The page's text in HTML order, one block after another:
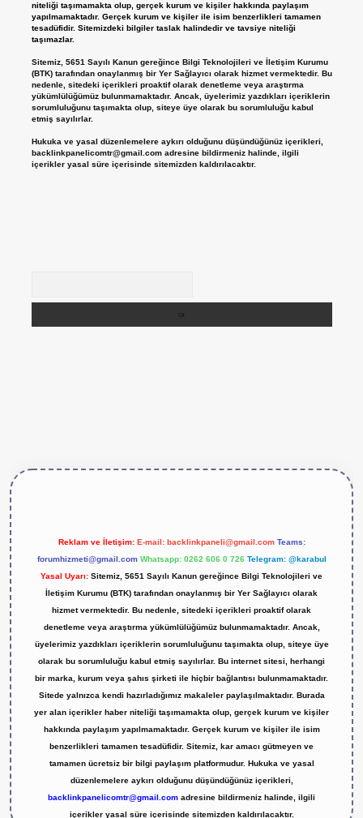
niteliği taşımamakta olup, gerçek kurum ve kişiler hakkında paylaşım
yapılmamaktadır. Gerçek kurum ve kişiler ile isim benzerlikleri tamamen
tesadüfidir. Sitemizdeki bilgiler taslak halindedir ve tavsiye niteliği
taşımazlar.
Sitemiz, 5651 Sayılı Kanun gereğince Bilgi Teknolojileri ve İletişim Kurumu
(BTK) tarafından onaylanmış bir Yer Sağlayıcı olarak hizmet vermektedir. Bu
nedenle, sitedeki içerikleri proaktif olarak denetleme veya araştırma
yükümlülüğümüz bulunmamaktadır. Ancak, üyelerimiz yazdıkları içeriklerin
sorumluluğunu taşımakta olup, siteye üye olarak bu sorumluluğu kabul
etmiş sayılırlar.
Hukuka ve yasal düzenlemelere aykırı olduğunu düşündüğünüz içerikleri,
backlinkpanelicomtr@gmail.comadresine bildirmeniz halinde, ilgili
içerikler yasal süre içerisinde sitemizden kaldırılacaktır.
Reklam ve İletişim: E-mail: backlinkpaneli@gmail.com Teams:
forumhizmeti@gmail.com Whatsapp: 0262 606 0 726 Telegram: @karabul
Yasal Uyarı: Sitemiz, 5651 Sayılı Kanun gereğince Bilgi Teknolojileri ve
İletişim Kurumu (BTK) tarafından onaylanmış bir Yer Sağlayıcı olarak
hizmet vermektedir. Bu nedenle, sitedeki içerikleri proaktif olarak
denetleme veya araştırma yükümlülüğümüz bulunmamaktadır. Ancak,
üyelerimiz yazdıkları içeriklerin sorumluluğunu taşımakta olup, siteye üye
olarak bu sorumluluğu kabul etmiş sayılırlar. Bu internet sitesi, herhangi
bir marka, kurum veya şahıs şirketi ile hiçbir bağlantısı bulunmamaktadır.
Sitede yalnızca kendi hazırladığımız makaleler paylaşılmaktadır. Burada
yer alan içerikler haber niteliği taşımamakta olup, gerçek kurum ve kişiler
hakkında paylaşım yapılmamaktadır. Gerçek kurum ve kişiler ile isim
benzerlikleri tamamen tesadüfidir. Sitemiz, kar amacı gütmeyen ve
tamamen ücretsiz bir bilgi paylaşım platformudur. Hukuka ve yasal
düzenlemelere aykırı olduğunu düşündüğünüz içerikleri,
backlinkpanelicomtr@gmail.com adresine bildirmeniz halinde, ilgili
içerikler yasal süre içerisinde sitemizden kaldırılacaktır.